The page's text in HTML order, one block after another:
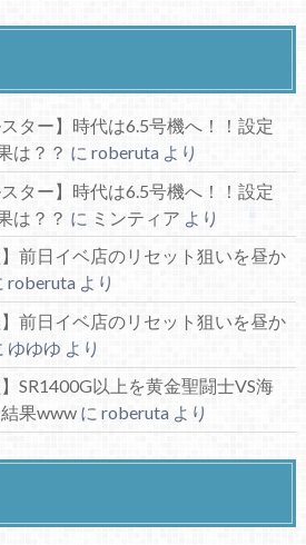
ター】時代は6.5号機へ！！設定
は？？ に roberutaより
ター】時代は6.5号機へ！！設定
は？？ に ミンティア より
前日イベ店のリセット狙いを昼か
roberutaより
前日イベ店のリセット狙いを昼か
ゆゆゆ より
SR1400G以上を黄金聖闘士VS海
果wwwに roberutaより